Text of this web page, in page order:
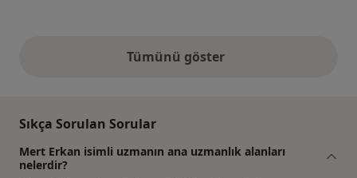
Tümünü gösteryukarıdaki görüşler
Sıkça Sorulan Sorular
Mert Erkan isimli uzmanın ana uzmanlık alanları
nelerdir?